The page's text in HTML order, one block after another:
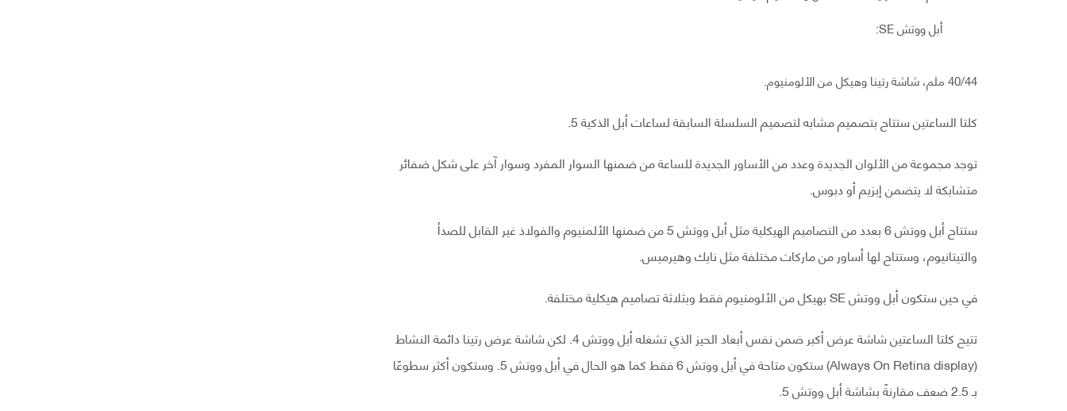
أبل ووتش SE:
40/44 ملم، شاشة رتينا وهيكل من الألومنيوم.
كلتا الساعتين ستتاح بتصميم مشابه لتصميم السلسلة السابقة لساعات أبل الذكية 5.
توجد مجموعة من الألوان الجديدة وعدد من الأساور الجديدة للساعة من ضمنها السوار المفرد وسوار آخر على شكل ضفائر
متشابكة لا يتضمن إبزيم أو دبوس.
ستتاح أبل ووتش 6 بعدد من التصاميم الهيكلية مثل أبل ووتش 5 من ضمنها الألمنيوم والفولاذ غير القابل للصدأ
والتيتانيوم، وستتاح لها أساور من ماركات مختلفة مثل نايك وهيرميس.
في حين ستكون أبل ووتش SE بهيكل من الألومنيوم فقط وبثلاثة تصاميم هيكلية مختلفة.
تتيح كلتا الساعتين شاشة عرض أكبر ضمن نفس أبعاد الحيز الذي تشغله أبل ووتش 4. لكن شاشة عرض رتينا دائمة النشاط
(Always On Retina display) ستكون متاحة في أبل ووتش 6 فقط كما هو الحال في أبل ووتش 5. وستكون أكثر سطوعًا
بـ 2.5 ضعف مقارنةً بشاشة أبل ووتش 5.